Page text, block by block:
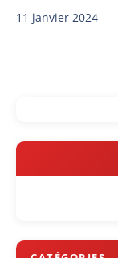
11 janvier 2024